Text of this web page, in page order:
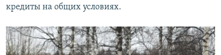
кредиты на общих условиях.